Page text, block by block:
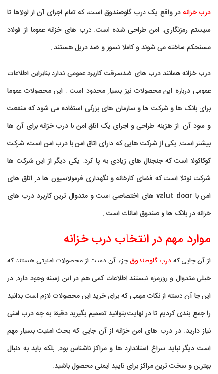
درب خزانه در واقع یک درب گاوصندوق است، که تمام اجزای آن از لولاها تا
سیستم رمزنگاری، امن طراحی شده است. درب های خزانه عموما از فولاد
مستحکم ساخته می شوند و کاملا نسوز و ضد دریل هستند .
درب خزانه همانند درب های ضدسرقت کاربرد عمومی ندارد بنابراین اطلاعات
عمومی درباره این محصولات نیز بسیار محدود است . این محصولات عموما
برای بانک ها و شرکت ها و سازمان های بزرگی استفاده می شود که منفعت
و سود آن از هزینه طراحی و اجرای یک اتاق امن با درب خزانه برای آن ها
بیشتر است. یکی از شرکت هایی که دارای اتاق امن با درب امن است، شرکت
کوکاکولا است که جنجنال های زیادی به پا کرد. یکی دیگر از این شرکت ها
شرکت نوتلا است که فضای کارخانه و نگهداری فرمولاسیون ها در اتاق های
امن با valut door های اختصاصی است و متدوال ترین کاربرد درب های
خزانه در بانک ها و صندوق امانات است .
موارد مهم در انتخاب درب خزانه
از آن جایی کهدرب گاوصندوقجزء آن دست از محصولات امنیتی هستند که
خیلی متدوال و روزمزه نیستند اطلاعات کمی هم در این زمینه وجود دارد. در
این جا آن دسته از نکات مهمی که برای خرید این محصولات لازم است بدانید
را جمع بندی کردیم تا در نهایت بتوانید تصمیم بگیرید دقیقا به چه درب امنی
نیاز دارید. در درب های امن خزانه از آن جایی که بحث امنیت بسیار مهم
است دیگر نباید سراغ استاندارد ها و مراکز ناشناس بود. بلکه باید به دنبال
بهترین و سخت ترین مراکز برای تایید ایمنی محصول باشید.